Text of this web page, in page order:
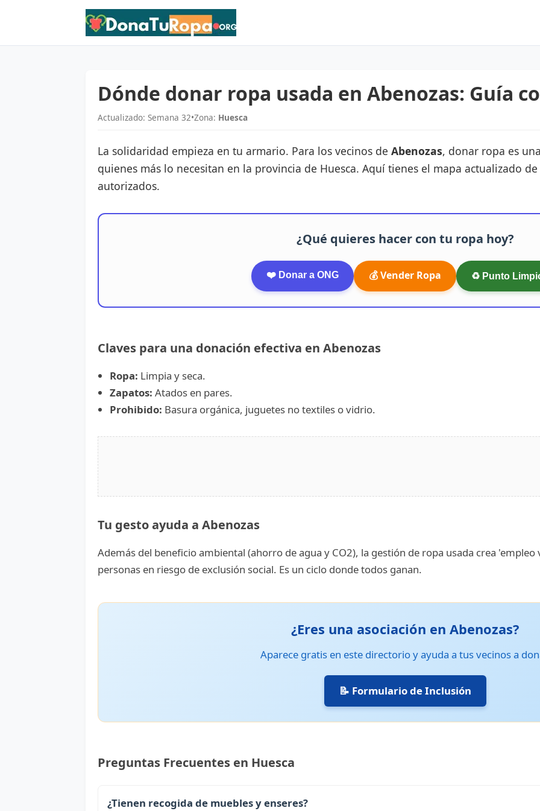
Dónde donar ropa usada en Abenozas: Guía
Actualizado: Semana 32•Zona: Huesca
La solidaridad empieza en tu armario. Para los vecinos de Abenozas, donar ropa es
quienes más lo necesitan en la provincia de Huesca. Aquí tienes el mapa actualizado
autorizados.
¿Qué quieres hacer con tu ropa hoy?
❤️ Donar a ONG 💰 Vender Ropa ♻️ Punto
Claves para una donación efectiva en Abenozas
Ropa: Limpia y seca.
Zapatos: Atados en pares.
Prohibido: Basura orgánica, juguetes no textiles o vidrio.
Tu gesto ayuda a Abenozas
Además del beneficio ambiental (ahorro de agua y CO2), la gestión de ropa usada crea
personas en riesgo de exclusión social. Es un ciclo donde todos ganan.
¿Eres una asociación en Abenozas?
Aparece gratis en este directorio y ayuda a tus vecinos a
📝 Formulario de Inclusión
Preguntas Frecuentes en Huesca
¿Tienen recogida de muebles y enseres?